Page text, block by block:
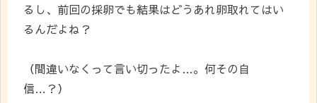
るし、前回の採卵でも結果はどうあれ卵取れてはい
るんだよね？
（間違いなくって言い切ったよ…。何その自
信…？）